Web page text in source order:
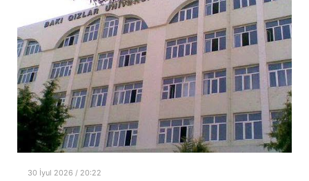
30 İyul 2026 / 20:22